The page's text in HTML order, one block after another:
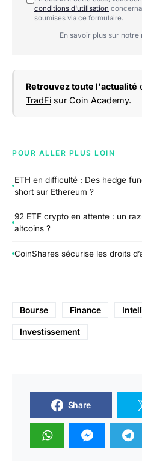
conditions d'utilisation
soumises via ce formulaire.
En savoir plus sur
Retrouvez toute l'actualité
TradFi sur Coin Academy.
POUR ALLER PLUS LOIN
ETH en difficulté : Des hedge
short sur Ethereum ?
92 ETF crypto en attente : un
altcoins ?
CoinShares sécurise les droits
Bourse Finance
Investissement
Share